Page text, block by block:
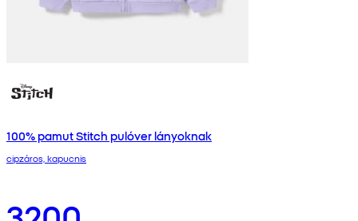
100% pamut Stitch pulóver lányoknak
cipzáros, kapucnis